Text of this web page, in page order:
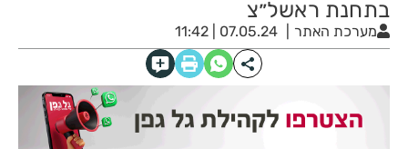
בתחנת ראשל״צ
מערכת האתר 07.05.24 | 11:42